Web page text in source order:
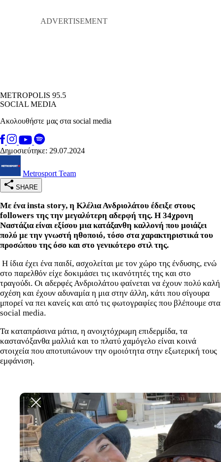
METROPOLIS 95.5
SOCIAL MEDIA
Ακολουθήστε μας στα social media
Δημοσιεύτηκε: 29.07.2024
Metrosport Team
SHARE
Με ένα insta story, η Κλέλια Ανδριολάτου έδειξε στους
followers της την μεγαλύτερη αδερφή της. Η 34χρονη
Ναστάζια είναι εξίσου μια κατάξανθη καλλονή που μοιάζει
πολύ με την γνωστή ηθοποιό, τόσο στα χαρακτηριστικά του
προσώπου της όσο και στο γενικότερο στιλ της.
Η ίδια έχει ένα παιδί, ασχολείται με τον χώρο της ένδυσης, ενώ
στο παρελθόν είχε δοκιμάσει τις ικανότητές της και στο
τραγούδι. Οι αδερφές Ανδριολάτου φαίνεται να έχουν πολύ καλή
σχέση και έχουν αδυναμία η μια στην άλλη, κάτι που σίγουρα
μπορεί να πει κανείς και από τις φωτογραφίες που βλέπουμε στα
social media.
Τα καταπράσινα μάτια, η ανοιχτόχρωμη επιδερμίδα, τα
καστανόξανθα μαλλιά και το πλατύ χαμόγελο είναι κοινά
στοιχεία που αποτυπώνουν την ομοιότητα στην εξωτερική τους
εμφάνιση.